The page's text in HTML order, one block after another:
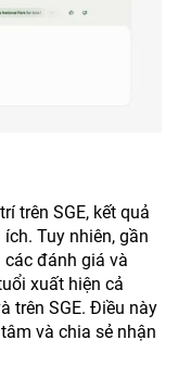
trên SGE, kết quả
Tuy nhiên, gần
đánh giá và
xuất hiện cả
trên SGE. Điều này
và chia sẻ nhận